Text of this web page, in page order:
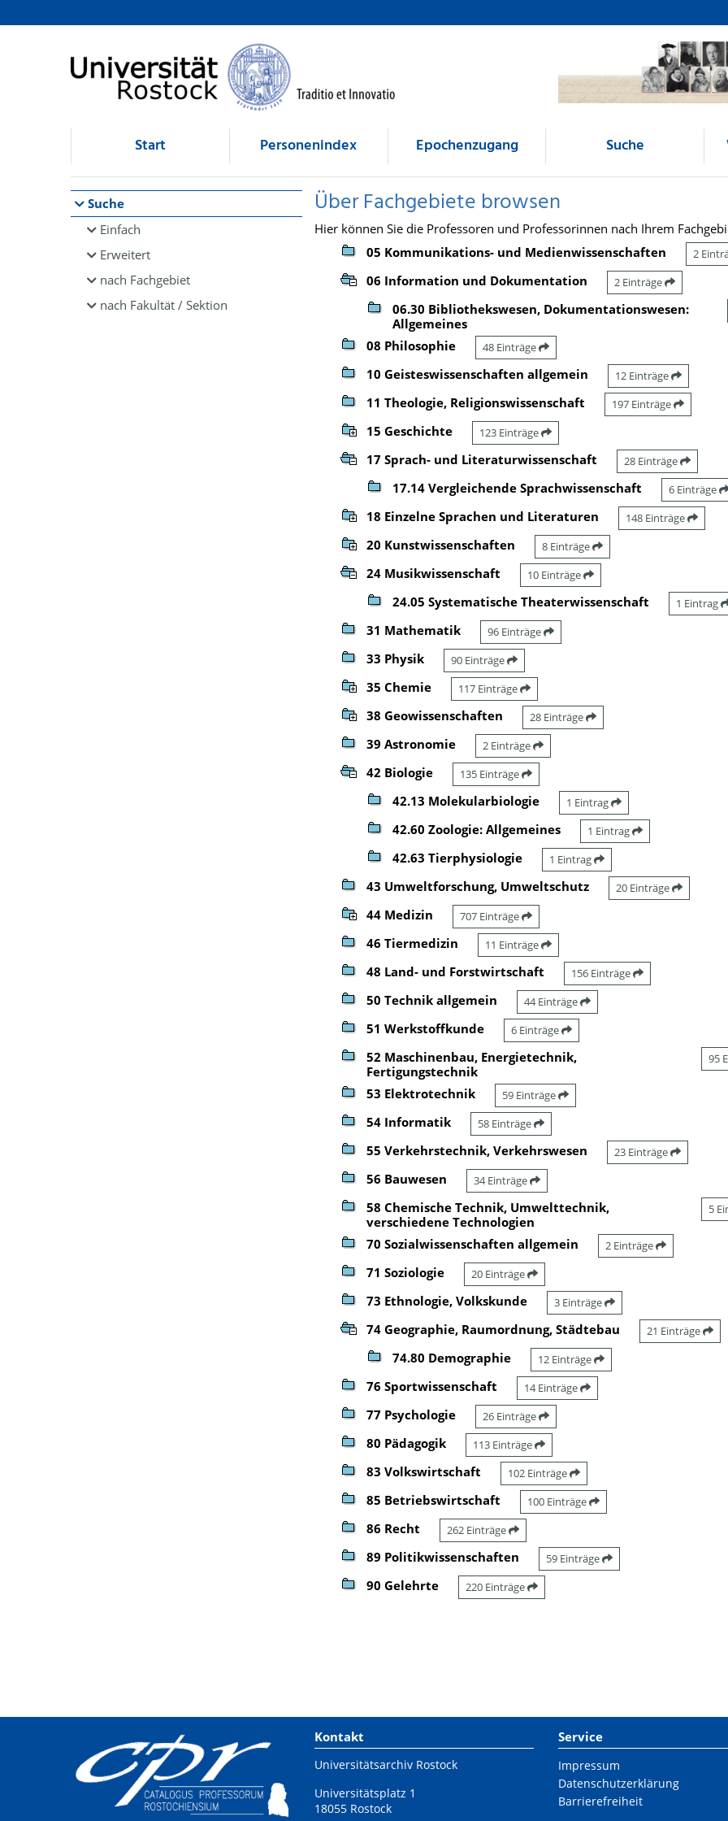
Browsen
direkt zum Inhalt
Start Personenindex Epochenzugang Suche
Suche
Einfach
Erweitert
nach Fachgebiet
nach Fakultät / Sektion
Über Fachgebiete browsen
Hier können Sie die Professoren und Professorinnen nach Ihrem
05 Kommunikations- und Medienwissenschaften
2
06 Information und Dokumentation 2 Einträge
06.30 Bibliothekswesen, Dokumentationswesen:
Allgemeines
08 Philosophie 48 Einträge
10 Geisteswissenschaften allgemein 12 Einträge
11 Theologie, Religionswissenschaft 197 Einträge
15 Geschichte 123 Einträge
17 Sprach- und Literaturwissenschaft 28 Einträge
17.14 Vergleichende Sprachwissenschaft 6 Einträge
18 Einzelne Sprachen und Literaturen 148 Einträge
20 Kunstwissenschaften 8 Einträge
24 Musikwissenschaft 10 Einträge
24.05 Systematische Theaterwissenschaft 1 Eintrag
31 Mathematik 96 Einträge
33 Physik 90 Einträge
35 Chemie 117 Einträge
38 Geowissenschaften 28 Einträge
39 Astronomie 2 Einträge
42 Biologie 135 Einträge
42.13 Molekularbiologie 1 Eintrag
42.60 Zoologie: Allgemeines 1 Eintrag
42.63 Tierphysiologie 1 Eintrag
43 Umweltforschung, Umweltschutz 20 Einträge
44 Medizin 707 Einträge
46 Tiermedizin 11 Einträge
48 Land- und Forstwirtschaft 156 Einträge
50 Technik allgemein 44 Einträge
51 Werkstoffkunde 6 Einträge
52 Maschinenbau, Energietechnik,
Fertigungstechnik
95
53 Elektrotechnik 59 Einträge
54 Informatik 58 Einträge
55 Verkehrstechnik, Verkehrswesen 23 Einträge
56 Bauwesen 34 Einträge
58 Chemische Technik, Umwelttechnik,
verschiedene Technologien
5
70 Sozialwissenschaften allgemein 2 Einträge
71 Soziologie 20 Einträge
73 Ethnologie, Volkskunde 3 Einträge
74 Geographie, Raumordnung, Städtebau 21 Einträge
74.80 Demographie 12 Einträge
76 Sportwissenschaft 14 Einträge
77 Psychologie 26 Einträge
80 Pädagogik 113 Einträge
83 Volkswirtschaft 102 Einträge
85 Betriebswirtschaft 100 Einträge
86 Recht 262 Einträge
89 Politikwissenschaften 59 Einträge
90 Gelehrte 220 Einträge
Kontakt
Universitätsarchiv Rostock
Universitätsplatz 1
18055 Rostock
Service
Impressum
Datenschutzerklärung
Barrierefreiheit